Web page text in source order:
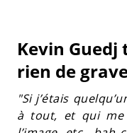
Kevin Guedj
rien de
"Si j’étais
à tout, et qui